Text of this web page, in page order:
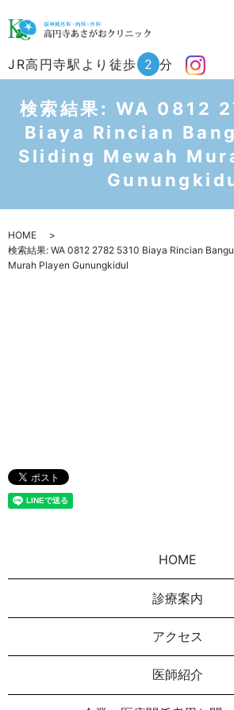
JR高円寺駅より徒歩 2 分
検索結果: WA 0812
Biaya Rincian
Sliding Mewah
HOME
検索結果: WA 0812 2782 5310 Biaya Rincian
Murah Playen Gunungkidul
HOME
診療案内
アクセス
医師紹介